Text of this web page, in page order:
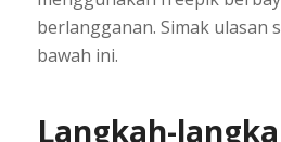
berlangganan. Simak ulasan
bawah ini.
Langkah-